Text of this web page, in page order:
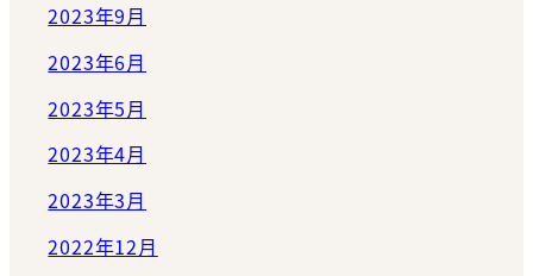
2023年9月
2023年6月
2023年5月
2023年4月
2023年3月
2022年12月